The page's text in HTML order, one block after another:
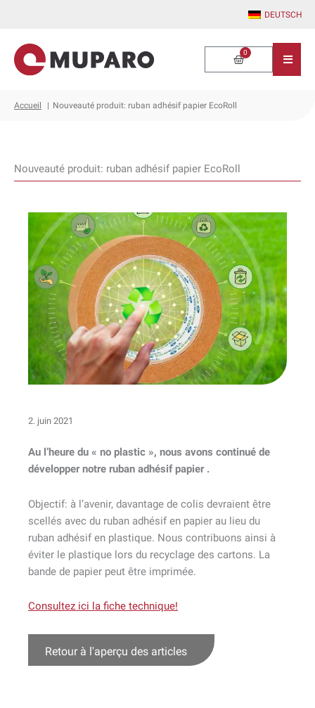
contenu
DEUTSCH
0
Panier
Accueil Nouveauté produit: ruban adhésif papier EcoRoll
Nouveauté produit: ruban adhésif papier EcoRoll
2. juin 2021
Au l’heure du « no plastic », nous avons continué de
développer notre ruban adhésif papier .
Objectif: à l’avenir, davantage de colis devraient être
scellés avec du ruban adhésif en papier au lieu du
ruban adhésif en plastique. Nous contribuons ainsi à
éviter le plastique lors du recyclage des cartons. La
bande de papier peut être imprimée.
Consultez ici la fiche technique!
Retour à l'aperçu des articles